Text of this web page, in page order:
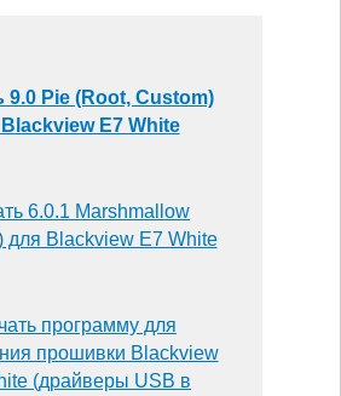
9.0 Pie (Root, Custom)
E7 White
6.0.1 Marshmallow
для Blackview E7 White
программу для
прошивки Blackview
(драйверы USB в